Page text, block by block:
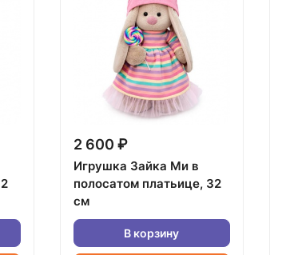
2 600 ₽
Игрушка Зайка Ми в
полосатом платьице, 32
см
В корзину